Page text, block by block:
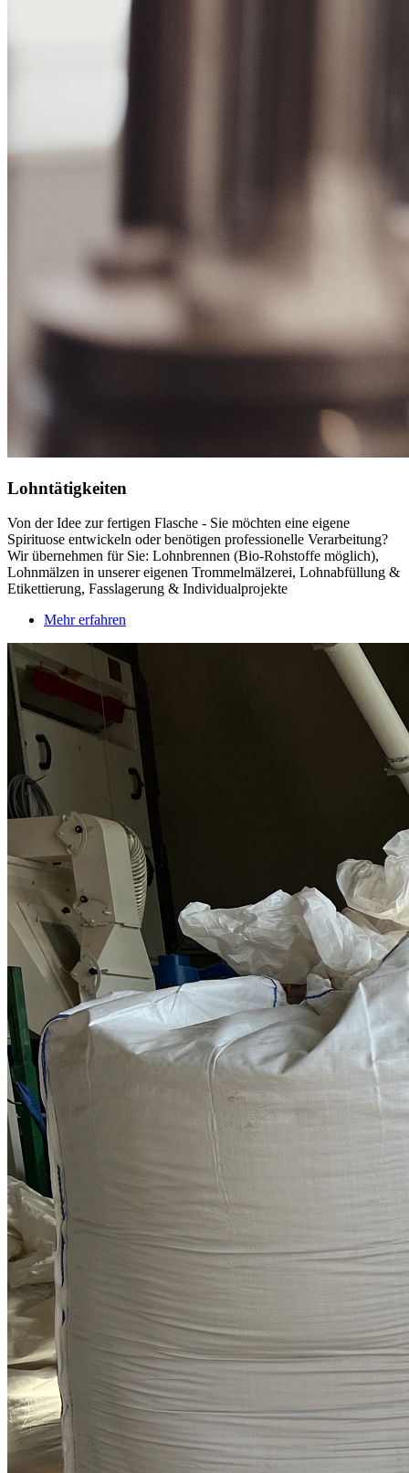
Lohntätigkeiten
Von der Idee zur fertigen Flasche - Sie möchten eine eigene
Spirituose entwickeln oder benötigen professionelle Verarbeitung?
Wir übernehmen für Sie: Lohnbrennen (Bio-Rohstoffe möglich),
Lohnmälzen in unserer eigenen Trommelmälzerei, Lohnabfüllung &
Etikettierung, Fasslagerung & Individualprojekte
Mehr erfahren